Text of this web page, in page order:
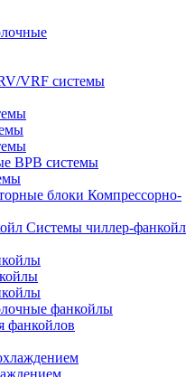
VRF системы
ВРВ системы
Компрессорно-
Системы чиллер-фанкойл
фанкойлы
фанкойлов